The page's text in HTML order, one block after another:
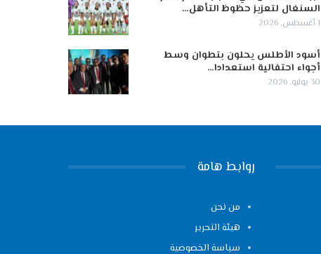
السنغال لتعزيز حظوظ التأهل…
1 أغسطس, 2026
أسود الأطلس يحلون بتطوان وسط
أجواء احتفالية استعدادا…
30 يوليو, 2026
روابط هامة
من نحن
هيئة التحرير
سياسة الخصوصية